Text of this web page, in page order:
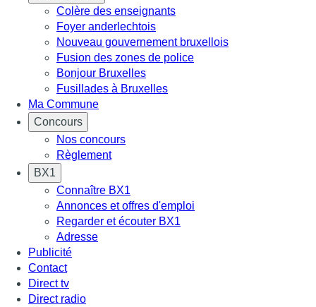
Colère des enseignants
Foyer anderlechtois
Nouveau gouvernement bruxellois
Fusion des zones de police
Bonjour Bruxelles
Fusillades à Bruxelles
Ma Commune
Concours
Nos concours
Règlement
BX1
Connaître BX1
Annonces et offres d'emploi
Regarder et écouter BX1
Adresse
Publicité
Contact
Direct tv
Direct radio